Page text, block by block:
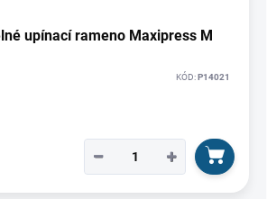
upínací rameno Maxipress M
KÓD:P14021
+
−